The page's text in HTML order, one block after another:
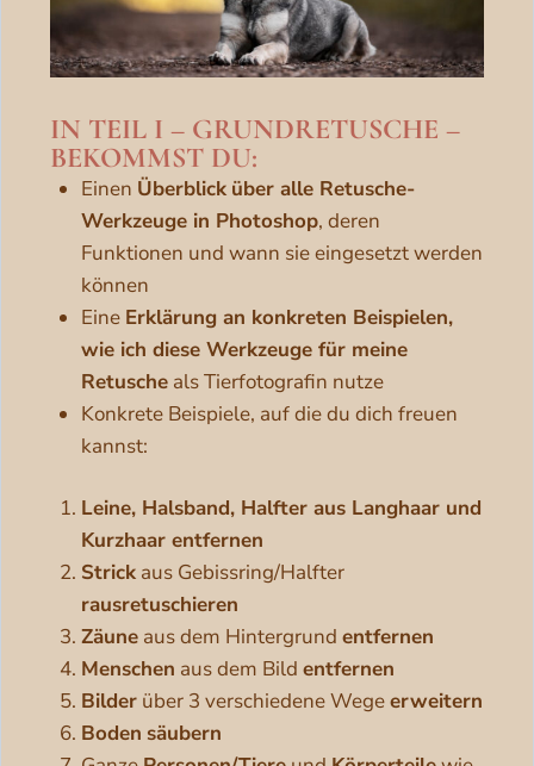
IN TEIL I – GRUNDRETUSCHE –
BEKOMMST DU:
Einen Überblick über alle Retusche-
Werkzeuge in Photoshop, deren
Funktionen und wann sie eingesetzt werden
können
Eine Erklärung an konkreten Beispielen,
wie ich diese Werkzeuge für meine
Retuscheals Tierfotografin nutze
Konkrete Beispiele, auf die du dich freuen
kannst:
Leine, Halsband, Halfter aus Langhaar und
Kurzhaar entfernen
Strickaus Gebissring/Halfter
rausretuschieren
Zäuneaus dem Hintergrund entfernen
Menschen aus dem Bild entfernen
Bilderüber 3 verschiedene Wegeerweitern
Boden säubern